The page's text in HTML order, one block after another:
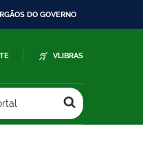
DO GOVERNO
VLIBRAS